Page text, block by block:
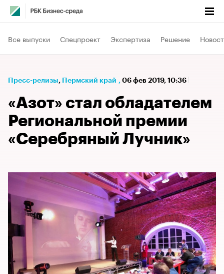
Все выпуски Спецпроект Экспертиза Решение
Пресс-релизы⁠, Пермский край , 06 фев 2019, 10:36
«Азот» стал обладателем
Региональной премии
«Серебряный Лучник»